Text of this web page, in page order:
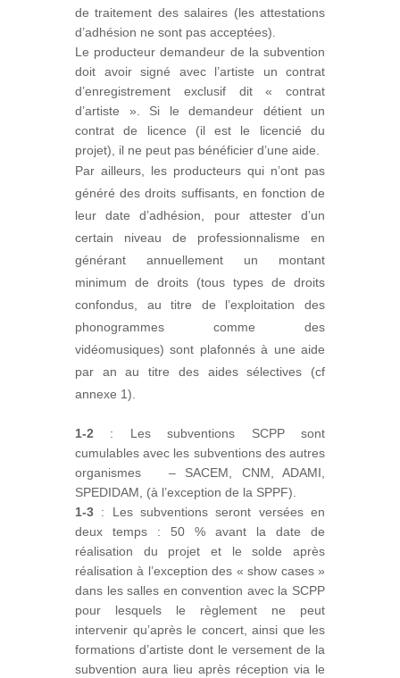
de traitement des salaires (les attestations
d’adhésion ne sont pas acceptées).
Le producteur demandeur de la subvention
doit avoir signé avec l’artiste un contrat
d’enregistrement exclusif dit « contrat
d’artiste ». Si le demandeur détient un
contrat de licence (il est le licencié du
projet), il ne peut pas bénéficier d’une aide.
Par ailleurs, les producteurs qui n’ont pas
généré des droits suffisants, en fonction de
leur date d’adhésion, pour attester d’un
certain niveau de professionnalisme en
générant annuellement un montant
minimum de droits (tous types de droits
confondus, au titre de l’exploitation des
phonogrammes comme des
vidéomusiques) sont plafonnés à une aide
par an au titre des aides sélectives (cf
annexe 1).
1-2 : Les subventions SCPP sont
cumulables avec les subventions des autres
organismes – SACEM, CNM, ADAMI,
SPEDIDAM, (à l’exception de la SPPF).
1-3 : Les subventions seront versées en
deux temps : 50 % avant la date de
réalisation du projet et le solde après
réalisation à l’exception des « show cases »
dans les salles en convention avec la SCPP
pour lesquels le règlement ne peut
intervenir qu’après le concert, ainsi que les
formations d’artiste dont le versement de la
subvention aura lieu après réception via le